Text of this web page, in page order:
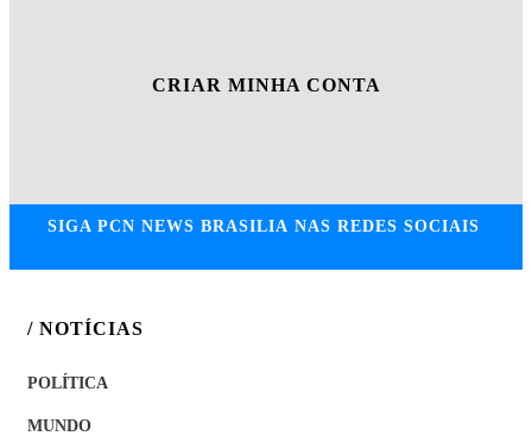
CRIAR MINHA CONTA
SIGA PCN NEWS BRASILIA NAS REDES SOCIAIS
/ NOTÍCIAS
POLÍTICA
MUNDO